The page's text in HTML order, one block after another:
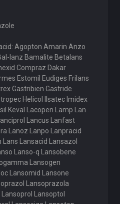
Agopton Amarin Anzo
lanz Bamalite Betalans
Compraz Dakar
Estomil Eudiges Frilans
Gastribien Gastride
Helicol Ilsatec Imidex
Keval Lacopen Lamp Lan
Lancus Lanfast
Lanoz Lanpo Lanpracid
Lans Lansacid Lansazol
Lanso-q Lansobene
Lansogen
Lansomid Lansone
Lansoprazola
Lansoptol